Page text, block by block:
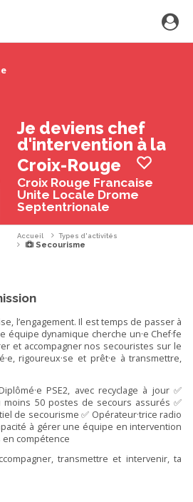
Je deviens chef
d'intervention à la
Croix-Rouge
Croix Rouge Francaise
Unite Locale Drome
Septentrionale
Accueil Types d'activités
Secourisme
l’engagement. Il est temps de passer à
équipe dynamique cherche un·e Chef·fe
et accompagner nos secouristes sur le
rigoureux·se et prêt·e à transmettre,
PSE2, avec recyclage à jour ✅
moins 50 postes de secours assurés ✅
de secourisme ✅ Opérateur·trice radio
à gérer une équipe en intervention
compétence
transmettre et intervenir, ta